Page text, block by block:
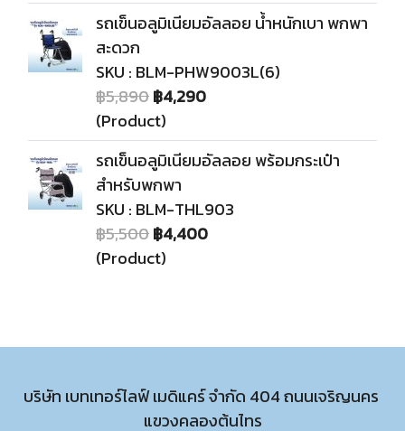
รถเข็นอลูมิเนียมอัลลอย น้ำหนักเบา พกพา
สะดวก
SKU : BLM-PHW9003L(6)
฿5,890฿4,290
(Product)
รถเข็นอลูมิเนียมอัลลอย พร้อมกระเป๋า
สำหรับพกพา
SKU : BLM-THL903
฿5,500฿4,400
(Product)
บริษัท เบทเทอร์ไลฟ์ เมดิแคร์ จำกัด 404 ถนนเจริญนคร
แขวงคลองต้นไทร